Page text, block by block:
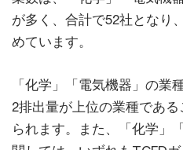
が多く、合計で52社となり
めています。
「化学」「電気機器」の業
2排出量が上位の業種であ
られます。また、「化学」